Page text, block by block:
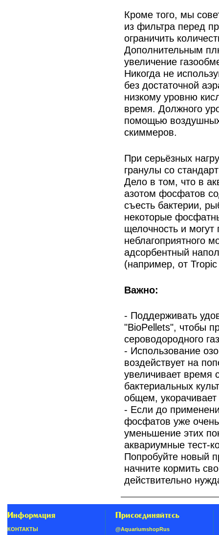
Кроме того, мы
из фильтра перед
ограничить
Дополнительным
увеличение
Никогда не
без достаточной
низкому уровню
время. Должного
помощью
скиммеров.
При серьёзных
гранулы со
Дело в том, что в
азотом фосфатов
съесть бактерии,
некоторые
щелочность и могут
неблагоприятного
адсорбентный
(например, от
Важно:
- Поддерживать
"BioPellets", чтобы
сероводородного
- Использование
воздействует на
увеличивает время
бактериальных
общем,
- Если до
фосфатов уже
уменьшение этих
аквариумные тест-
Попробуйте новый
начните кормить
действительно
Информация
КОНТАКТЫ
Присоединяйтесь
@AquariumshopRus